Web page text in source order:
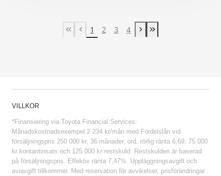
First Page
Previous page
1 2 3 4
Next page
Last Page
VILLKOR
*Finansiering via Toyota Financial Services:
Månadskostnadsexempel 2 234 kr/mån med Fördelslån vid
försäljningspris 250 000 kr, 36 månader, ord. rörlig ränta 6,69, 75 000
kr kontantinsats och 125 000 kr restskuld. Restskulden är baserad
på försäljningspris. Effektiv ränta 7,47%. Uppläggningsavgift och
aviavgift tillkommer. Med reservation för avvikelser, prisförändringar